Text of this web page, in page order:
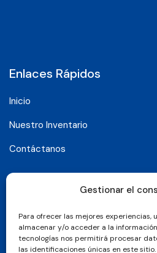
Gestionar el
Para ofrecer las mejores experiencias,
almacenar y/o acceder a la
tecnologías nos permitirá procesar
las identificaciones únicas en este
Enlaces Rápidos
Inicio
Nuestro Inventario
Contáctanos